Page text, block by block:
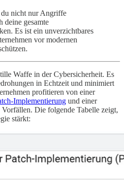
nicht nur Angriffe
deine gesamte
Es ist ein unverzichtbares
vor modernen
Waffe in der Cybersicherheit. Es
in Echtzeit und minimiert
profitieren von einer
Implementierung und einer
Die folgende Tabelle zeigt,
stärkt: